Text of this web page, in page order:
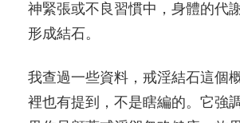
神緊張或不良習慣中，身體的代
形成結石。
我查過一些資料，戒淫結石這個
裡也有提到，不是瞎編的。它強